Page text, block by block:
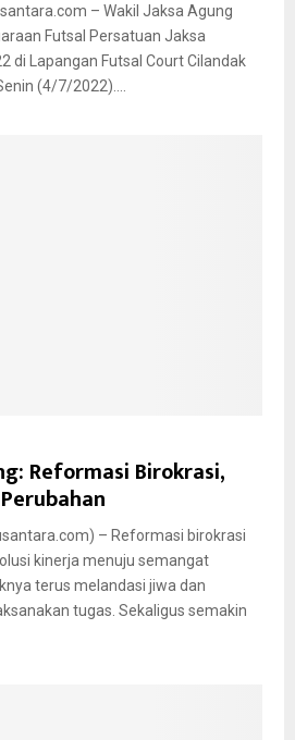
– Wakil Jaksa Agung
Futsal Persatuan Jaksa
di Lapangan Futsal Court Cilandak
(4/7/2022)....
Reformasi Birokrasi,
– Reformasi birokrasi
kinerja menuju semangat
terus melandasi jiwa dan
tugas. Sekaligus semakin